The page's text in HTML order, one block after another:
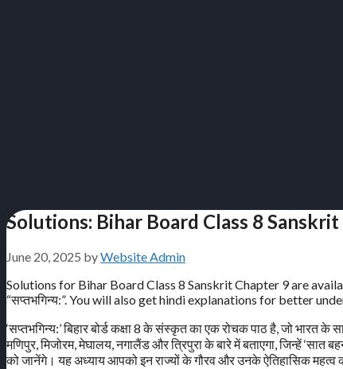
Solutions: Bihar Board Class 8 Sanskrit
June 20, 2025 byWebsite Admin
Solutions for Bihar Board Class 8 Sanskrit Chapter 9 are
“सप्तभगिन्य:”. You will also get hindi explanations for better
‘सप्तभगिन्य:’ बिहार बोर्ड कक्षा 8 के संस्कृत का एक रोचक पाठ है, जो भारत
मणिपुर, मिजोरम, मेघालय, नगालैंड और त्रिपुरा के बारे में बताएगा, जिन्हें
को जानेंगे। यह अध्याय आपको इन राज्यों के गौरव और उनके ऐतिहासिक महत्व